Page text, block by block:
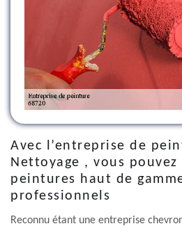
Avec l’entreprise de
Nettoyage , vous
peintures haut de
professionnels
Reconnu étant une entreprise